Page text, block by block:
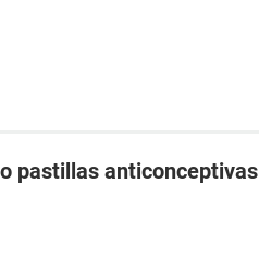
pastillas anticonceptivas